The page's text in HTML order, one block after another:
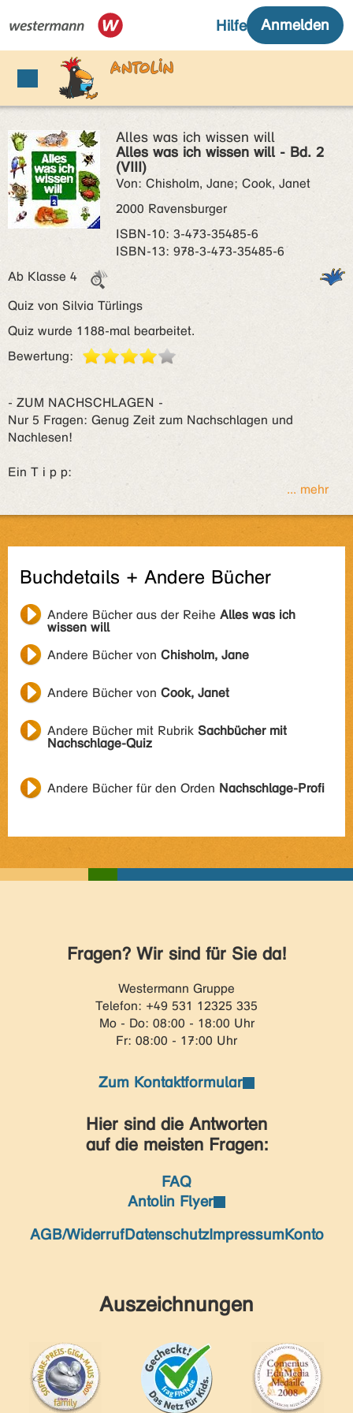
Alles was ich wissen will
Alles was ich wissen will - Bd. 2
(VIII)
Von: Chisholm, Jane; Cook, Janet
2000 Ravensburger
ISBN‑10: 3-473-35485-6
ISBN‑13: 978-3-473-35485-6
Ab Klasse 4
Quiz von Silvia Türlings
Quiz wurde 1188-mal bearbeitet.
Bewertung:
- ZUM NACHSCHLAGEN -
Nur 5 Fragen: Genug Zeit zum Nachschlagen und
Nachlesen!
Ein T i p p:
... mehr
Buchdetails + Andere Bücher
Andere Bücher aus der Reihe Alles was ich
wissen will
Andere Bücher von Chisholm, Jane
Andere Bücher von Cook, Janet
Andere Bücher mit Rubrik Sachbücher mit
Nachschlage-Quiz
Andere Bücher für den Orden Nachschlage-Profi